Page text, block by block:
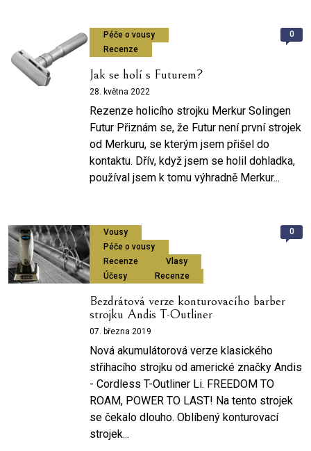
Péče o vousy
Recenze
0
Jak se holí s Futurem?
28. května 2022
Rezenze holicího strojku Merkur Solingen
Futur Přiznám se, že Futur není první strojek
od Merkuru, se kterým jsem přišel do
kontaktu. Dřív, když jsem se holil dohladka,
používal jsem k tomu výhradně Merkur...
Vousy
Péče o vousy
Recenze
Vlasy
Účesy
Recenze
0
Bezdrátová verze konturovacího barber
strojku Andis T-Outliner
07. března 2019
Nová akumulátorová verze klasického
střihacího strojku od americké značky Andis
- Cordless T-Outliner Li. FREEDOM TO
ROAM, POWER TO LAST! Na tento strojek
se čekalo dlouho. Oblíbený konturovací
strojek...